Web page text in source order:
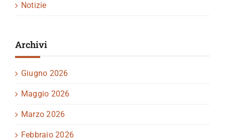
Notizie
Archivi
Giugno 2026
Maggio 2026
Marzo 2026
Febbraio 2026